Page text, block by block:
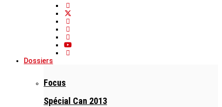
Dossiers
Focus
Spécial Can 2013